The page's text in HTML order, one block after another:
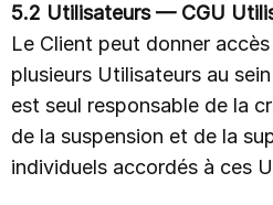
5.2 Utilisateurs — CGU
Le Client peut donner
plusieurs Utilisateurs au
est seul responsable de la
de la suspension et de la
individuels accordés à ces